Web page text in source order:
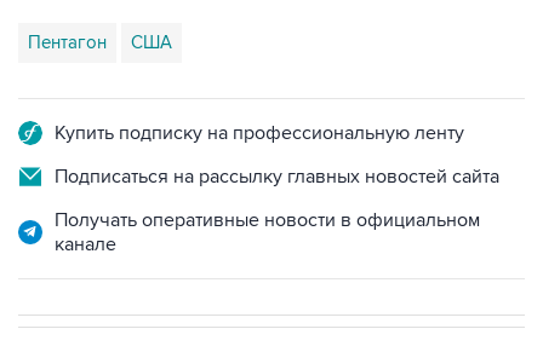
Пентагон США
Купить подписку на профессиональную ленту
Подписаться на рассылку главных новостей сайта
Получать оперативные новости в официальном
канале